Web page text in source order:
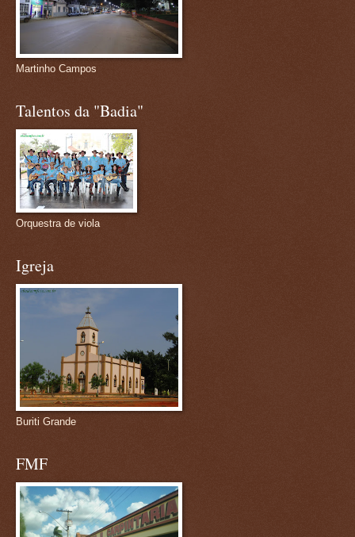
Martinho Campos
Talentos da "Badia"
Orquestra de viola
Igreja
Buriti Grande
FMF